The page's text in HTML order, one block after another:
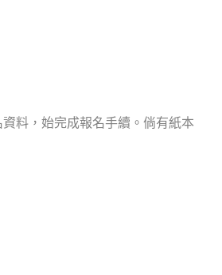
料，始完成報名手續。倘有紙本